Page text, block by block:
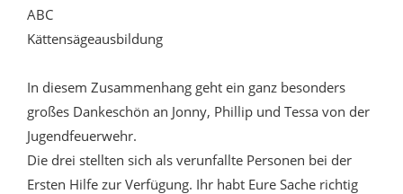
ABC
Kättensägeausbildung
In diesem Zusammenhang geht ein ganz besonders
großes Dankeschön an Jonny, Phillip und Tessa von der
Jugendfeuerwehr.
Die drei stellten sich als verunfallte Personen bei der
Ersten Hilfe zur Verfügung. Ihr habt Eure Sache richtig